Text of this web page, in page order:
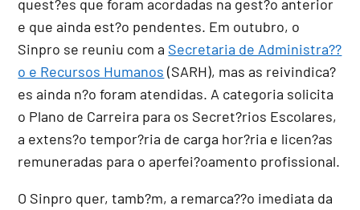
quest?es que foram acordadas na gest?o anterior
e que ainda est?o pendentes. Em outubro, o
Sinpro se reuniu com a Secretaria de Administra??
o e Recursos Humanos (SARH), mas as reivindica?
es ainda n?o foram atendidas. A categoria solicita
o Plano de Carreira para os Secret?rios Escolares,
a extens?o tempor?ria de carga hor?ria e licen?as
remuneradas para o aperfei?oamento profissional.
O Sinpro quer, tamb?m, a remarca??o imediata da